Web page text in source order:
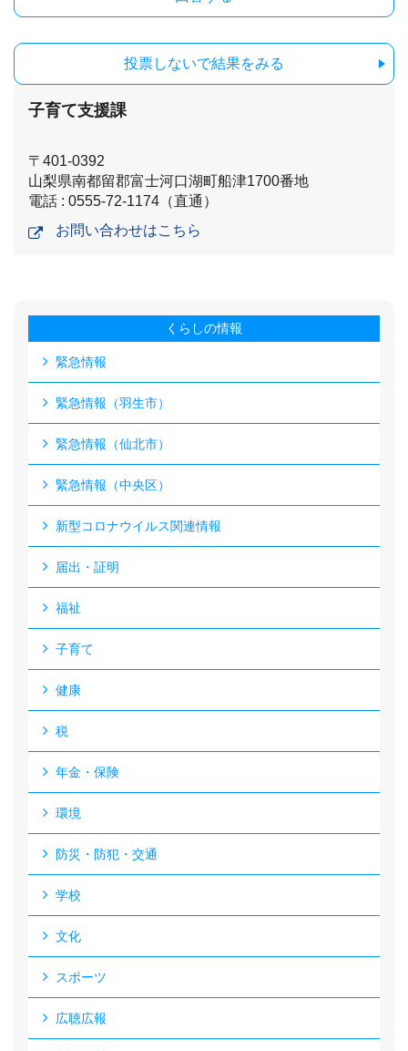
投票しないで結果をみる
子育て支援課
〒401-0392
山梨県南都留郡富士河口湖町船津1700番地
電話 : 0555-72-1174（直通）
お問い合わせはこちら
くらしの情報
緊急情報
緊急情報（羽生市）
緊急情報（仙北市）
緊急情報（中央区）
新型コロナウイルス関連情報
届出・証明
福祉
子育て
健康
税
年金・保険
環境
防災・防犯・交通
学校
文化
スポーツ
広聴広報